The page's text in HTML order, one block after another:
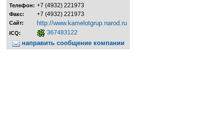
Телефон: +7 (4932) 221973
Факс: +7 (4932) 221973
Сайт: http://www.kamelotgrup.narod.ru
ICQ: 367483122
направить сообщение компании